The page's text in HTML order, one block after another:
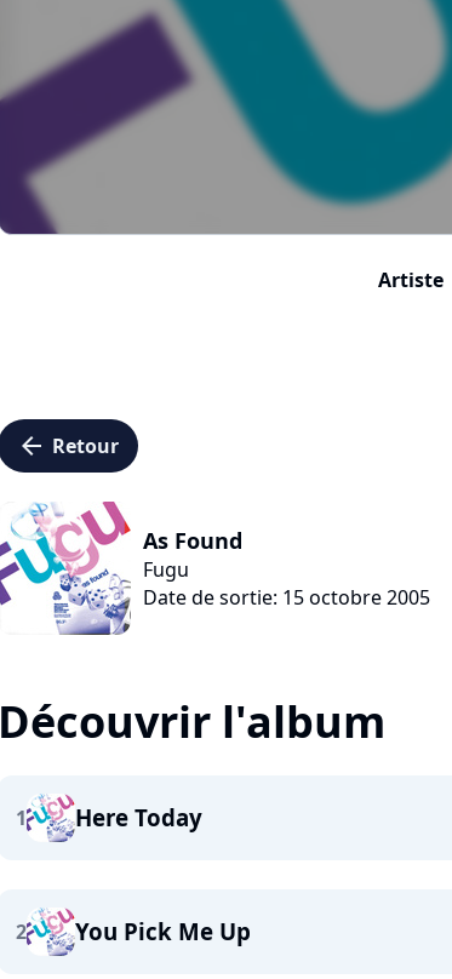
Artiste
arrow_left Retour
As Found
Fugu
Date de sortie: 15 octobre 2005
Découvrir l'album
1 Here Today
2 You Pick Me Up